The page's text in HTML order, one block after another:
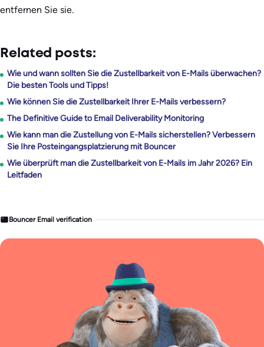
entfernen Sie sie.
Related posts:
Wie und wann sollten Sie die Zustellbarkeit von E-Mails überwachen?
Die besten Tools und Tipps!
Wie können Sie die Zustellbarkeit Ihrer E-Mails verbessern?
The Definitive Guide to Email Deliverability Monitoring
Wie kann man die Zustellung von E-Mails sicherstellen? Verbessern
Sie Ihre Posteingangsplatzierung mit Bouncer
Wie überprüft man die Zustellbarkeit von E-Mails im Jahr 2026? Ein
Leitfaden
Bouncer Email verification